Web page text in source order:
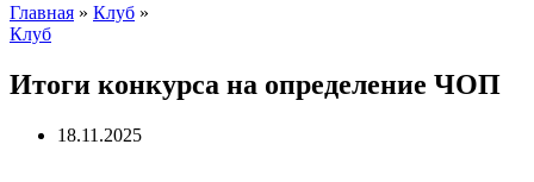
Главная » Клуб »
Клуб
Итоги конкурса на определение ЧОП
18.11.2025